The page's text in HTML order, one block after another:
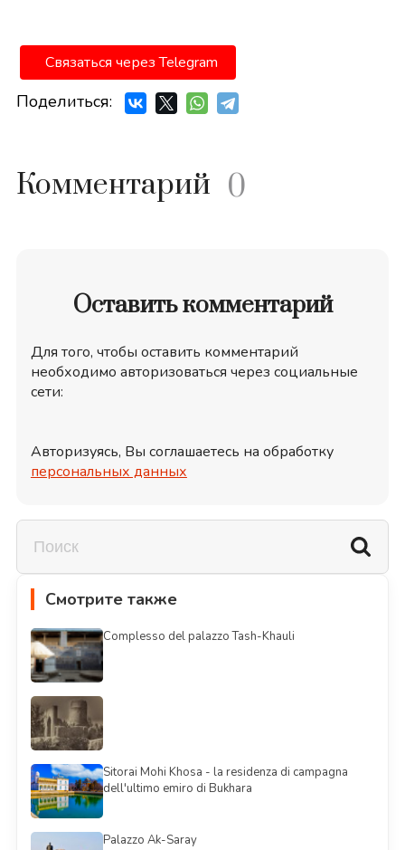
Связаться через Telegram
Поделиться:
Комментарий 0
Оставить комментарий
Для того, чтобы оставить комментарий
необходимо авторизоваться через социальные
сети:
Авторизуясь, Вы соглашаетесь на обработку
персональных данных
Смотрите также
Complesso del palazzo Tash-Khauli
Sitorai Mohi Khosa - la residenza di campagna
dell'ultimo emiro di Bukhara
Palazzo Ak-Saray